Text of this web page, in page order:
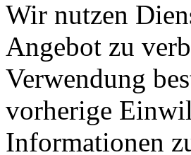
Wir nutzen
Angebot zu
Verwendung
vorherige
Informationen